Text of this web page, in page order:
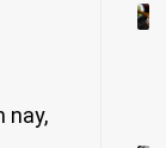
nay,